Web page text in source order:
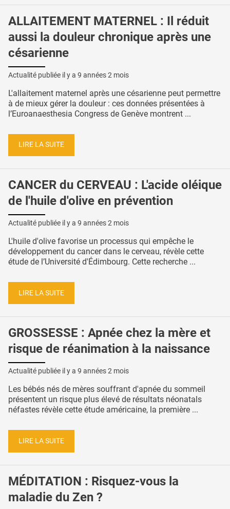
ALLAITEMENT MATERNEL : Il réduit
aussi la douleur chronique après une
césarienne
Actualité publiée il y a 9 années 2 mois
L'allaitement maternel après une césarienne peut permettre
à de mieux gérer la douleur : ces données présentées à
l’Euroanaesthesia Congress de Genève montrent ...
LIRE LA SUITE
CANCER du CERVEAU : L'acide oléique
de l'huile d'olive en prévention
Actualité publiée il y a 9 années 2 mois
L'huile d'olive favorise un processus qui empêche le
développement du cancer dans le cerveau, révèle cette
étude de l’Université d'Édimbourg. Cette recherche ...
LIRE LA SUITE
GROSSESSE : Apnée chez la mère et
risque de réanimation à la naissance
Actualité publiée il y a 9 années 2 mois
Les bébés nés de mères souffrant d'apnée du sommeil
présentent un risque plus élevé de résultats néonatals
néfastes révèle cette étude américaine, la première ...
LIRE LA SUITE
MÉDITATION : Risquez-vous la
maladie du Zen ?